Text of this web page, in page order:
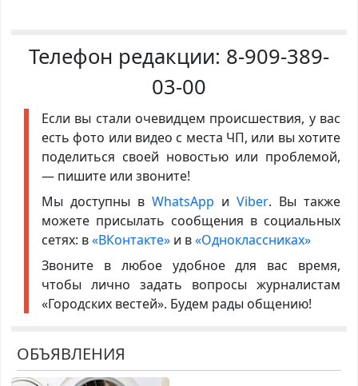
Телефон редакции: 8-909-389-
03-00
Если вы стали очевидцем происшествия, у вас
есть фото или видео с места ЧП, или вы хотите
поделиться своей новостью или проблемой,
— пишите или звоните!
Мы доступны в WhatsApp иViber. Вы также
можете присылать сообщения в социальных
сетях: в«ВКонтакте»и в«Одноклассниках»
Звоните в любое удобное для вас время,
чтобы лично задать вопросы журналистам
«Городских вестей». Будем рады общению!
ОБЪЯВЛЕНИЯ